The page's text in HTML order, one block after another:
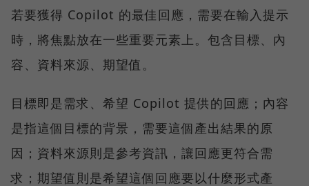
若要獲得 Copilot 的最佳回應，需要在輸入提示
時，將焦點放在一些重要元素上。包含目標、內
容、資料來源、期望值。
目標即是需求、希望 Copilot 提供的回應；內容
是指這個目標的背景，需要這個產出結果的原
因；資料來源則是參考資訊，讓回應更符合需
求；期望值則是希望這個回應要以什麼形式產